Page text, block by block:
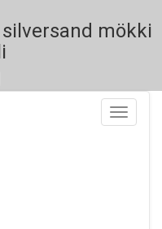
mökki
Toggle